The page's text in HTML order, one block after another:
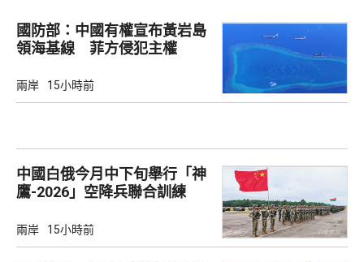
國防部：中國有權宣布黃岩島
領海基線 菲方侵犯主權
兩岸 15小時前
中國白俄今月中下旬舉行「神
鷹-2026」空降兵聯合訓練
兩岸 15小時前